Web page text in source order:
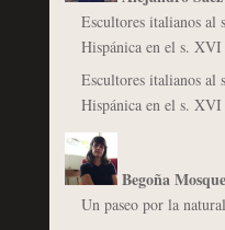
Escultores italianos al
Hispánica en el s.
Escultores italianos al
Hispánica en el s.
Begoña
Un paseo por la